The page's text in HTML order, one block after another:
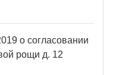
о согласовании
рощи д. 12